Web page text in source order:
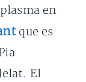
en
que es
El